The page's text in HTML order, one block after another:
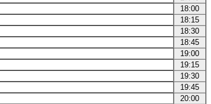
18:00
18:15
18:30
18:45
19:00
19:15
19:30
19:45
20:00